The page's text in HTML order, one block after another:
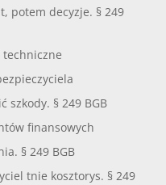
potem decyzje. § 249
szkody. § 249 BGB
finansowych
§ 249 BGB
tnie kosztorys. § 249